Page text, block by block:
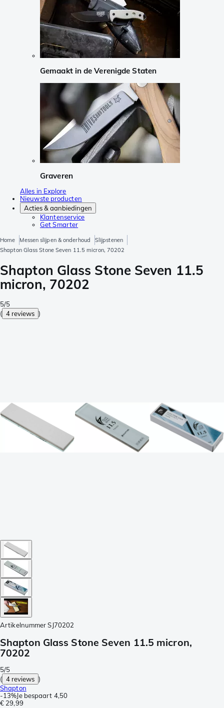
Gemaakt in de Verenigde Staten
Graveren
Alles in Explore
Nieuwste producten
Acties & aanbiedingen
Klantenservice
Get Smarter
Home Messen slijpen & onderhoud
Slijpstenen
Shapton Glass Stone Seven 11.5 micron, 70202
Shapton Glass Stone Seven 11.5
micron, 70202
5/5
( 4 reviews )
Artikelnummer SJ70202
Shapton Glass Stone Seven 11.5 micron,
70202
5/5
( 4 reviews )
Shapton
-13%Je bespaart 4,50
€ 29,99